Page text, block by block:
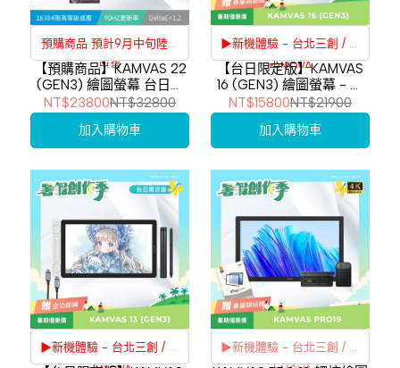
預購商品 預計9月中旬陸續
出貨
原價$26800元 預購優惠價
$23800元 現省$3000元
▶新機體驗 - 台北三創 / 台
刷卡分期 利率
3期
6期 0%
12期 0%
【預購商品】KAMVAS 22
(GEN3) 繪圖螢幕 台日限
定版 - 預購優惠價
↘23800
NT$23800NT$32800
加入購物車
▶新機體驗 - 台北三創 / 台
中NOVA
刷卡分期 利率
3期
6期 0%
12期
【台日限定版】KAMVAS
16 (GEN3) 繪圖螢幕 - 限
時優惠↘15800 - 加碼送類
紙膜
NT$15800NT$21900
加入購物車
▶新機體驗 - 台北三創 / 台
▶新機體驗 - 台北三創 / 台